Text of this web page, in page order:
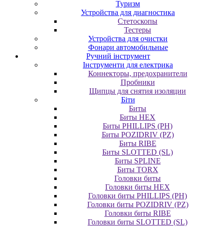
Туризм
Устройства для диагностика
Стетоскопы
Тестеры
Устройства для очистки
Фонари автомобильные
Ручний інструмент
Інструменти для електрика
Коннекторы, предохранители
Пробники
Щипцы для снятия изоляции
Біти
Биты
Биты HEX
Биты PHILLIPS (PH)
Биты POZIDRIV (PZ)
Биты RIBE
Биты SLOTTED (SL)
Биты SPLINE
Биты TORX
Головки биты
Головки биты HEX
Головки биты PHILLIPS (PH)
Головки биты POZIDRIV (PZ)
Головки биты RIBE
Головки биты SLOTTED (SL)